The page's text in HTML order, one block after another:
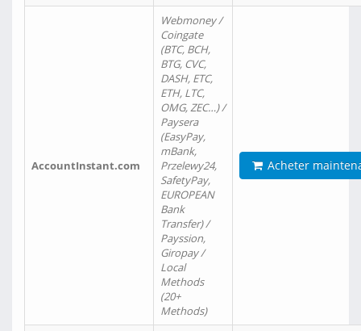
AccountInstant.com
Webmoney /
Coingate
(BTC, BCH,
BTG, CVC,
DASH, ETC,
ETH, LTC,
OMG, ZEC…) /
Paysera
(EasyPay,
mBank,
Przelewy24,
SafetyPay,
EUROPEAN
Bank
Transfer) /
Payssion,
Giropay /
Local
Methods
(20+
Methods)
Acheter